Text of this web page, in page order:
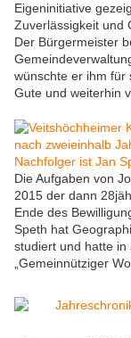
Eigeninitiative
Zuverlässigkeit und
Der Bürgermeister
wünschte er ihm für
Gute und weiterhin
Die Aufgaben von
2015 der dann
Ende des
Speth hat
studiert und hatte
„Gemeinnütziger